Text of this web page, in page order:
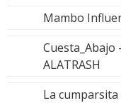
Mambo
Cuesta_Abajo
ALATRASH
La cumparsita